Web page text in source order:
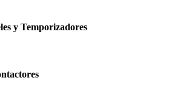
y Temporizadores